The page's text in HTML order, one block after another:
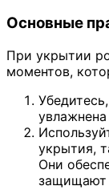
Основные
При укрытии
моментов,
укрытия,
Они
защищают